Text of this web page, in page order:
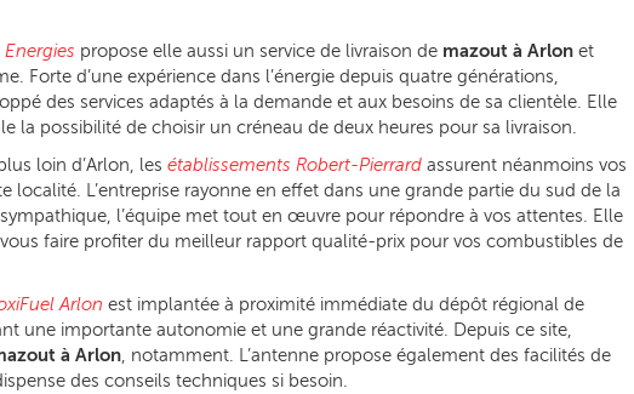
Energies propose elle aussi un service de livraison de mazout à Arlonet
Forte d’une expérience dans l’énergie depuis quatre générations,
des services adaptés à la demande et aux besoins de sa clientèle. Elle
la possibilité de choisir un créneau de deux heures pour sa livraison.
loin d’Arlon, les établissements Robert-Pierrardassurent néanmoins vos
localité. L’entreprise rayonne en effet dans une grande partie du sud de la
l’équipe met tout en œuvre pour répondre à vos attentes. Elle
faire profiter du meilleur rapport qualité-prix pour vos combustibles de
Arlon est implantée à proximité immédiate du dépôt régional de
une importante autonomie et une grande réactivité. Depuis ce site,
à Arlon, notamment. L’antenne propose également des facilités de
des conseils techniques si besoin.